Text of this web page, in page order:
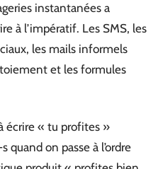
instantanées a
à l’impératif. Les SMS, les
les mails informels
et les formules
écrire « tu profites »
quand on passe à l’ordre